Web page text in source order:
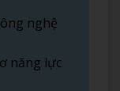
nghệ
năng lực